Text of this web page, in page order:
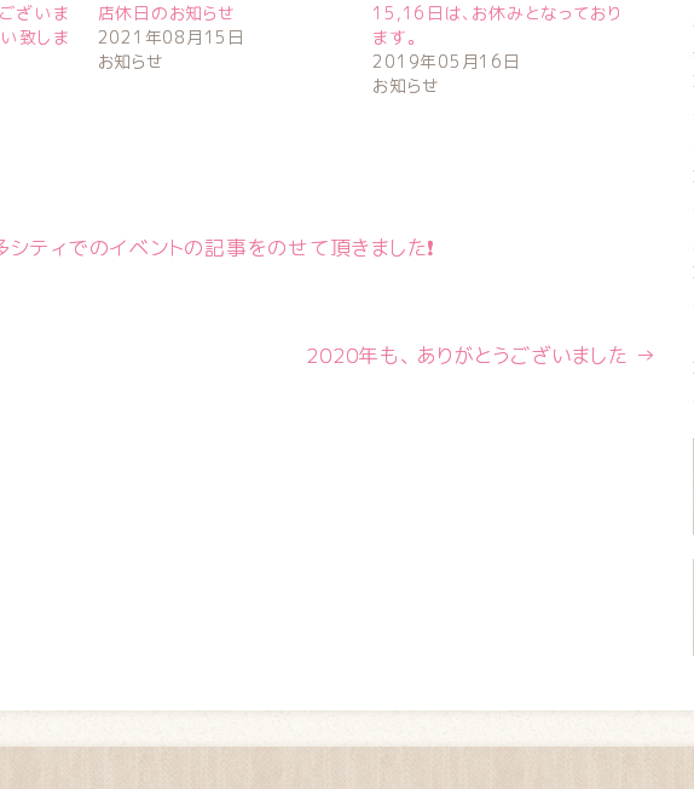
ざいま
致しま
店休日のお知らせ
2021年08月15日
お知らせ
15,16日は、お休みとなっており
ます。
2019年05月16日
お知らせ
シティでのイベントの記事をのせて頂きました❗
2020年も、 ありがとうございました →